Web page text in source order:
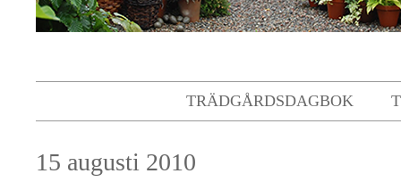
TRÄDGÅRDSDAGBOK
15 augusti 2010